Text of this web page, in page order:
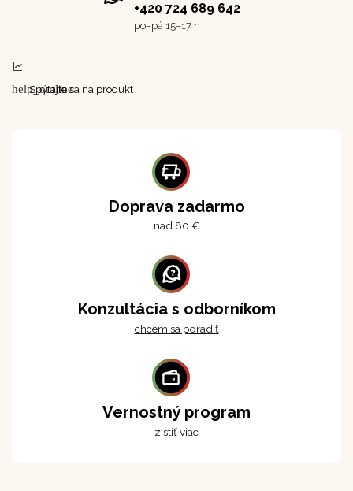
+420 724 689 642
po–⁠⁠⁠⁠⁠⁠pá 15–17 h
help_outline
Spýtajte sa na produkt
Doprava zadarmo
nad 80 €
Konzultácia s odborníkom
chcem sa poradiť
Vernostný program
zistiť viac